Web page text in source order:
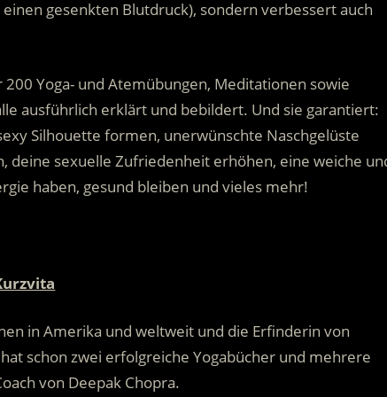
gesenkten Blutdruck), sondern verbessert auch
Yoga- und Atemübungen, Meditationen sowie
ausführlich erklärt und bebildert. Und sie garantiert:
Silhouette formen, unerwünschte Naschgelüste
deine sexuelle Zufriedenheit erhöhen, eine weiche
haben, gesund bleiben und vieles mehr!
in Amerika und weltweit und die Erfinderin von
schon zwei erfolgreiche Yogabücher und mehrere
von Deepak Chopra.